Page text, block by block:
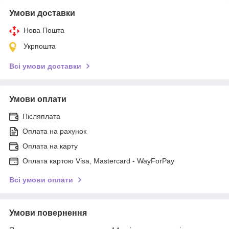
Умови доставки
Нова Пошта
Укрпошта
Всі умови доставки
Умови оплати
Післяплата
Оплата на рахунок
Оплата на карту
Оплата картою Visa, Mastercard - WayForPay
Всі умови оплати
Умови повернення